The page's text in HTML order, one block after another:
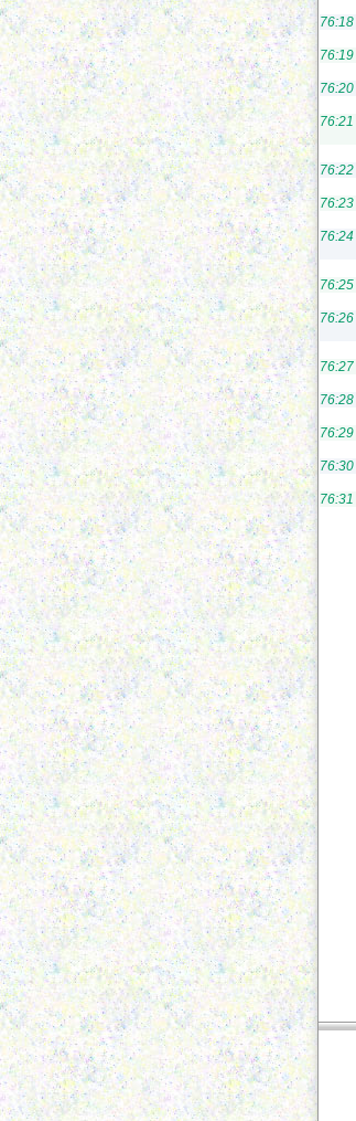
76:18
76:19
76:20
76:21
76:22
76:23
76:24
76:25
76:26
76:27
76:28
76:29
76:30
76:31